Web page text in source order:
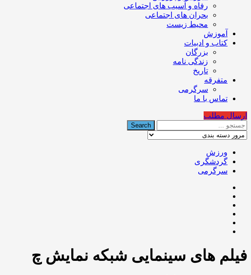
رفاه و آسیب های اجتماعی
بحران های اجتماعی
محیط زیست
آموزش
کتاب و ادبیات
بزرگان
زندگی نامه
تاریخ
متفرقه
سرگرمی
تماس با ما
ارسال مطلب
ورزش
گردشگری
سرگرمی
فیلم های سینمایی شبکه نمایش چ